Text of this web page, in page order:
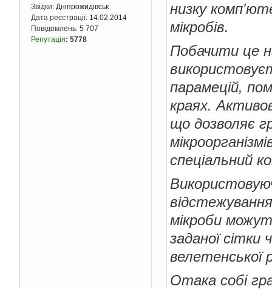
Звідки: Дніпрожидівськ
Дата реєстрації: 14.02.2014
Повідомлень: 5 707
Репутація: 5778
низку
мікробів.
Побачити це
парамецій,
краях.
що дозволяє
спеціальний
мікроби
заданої
велетенської
Отака собі